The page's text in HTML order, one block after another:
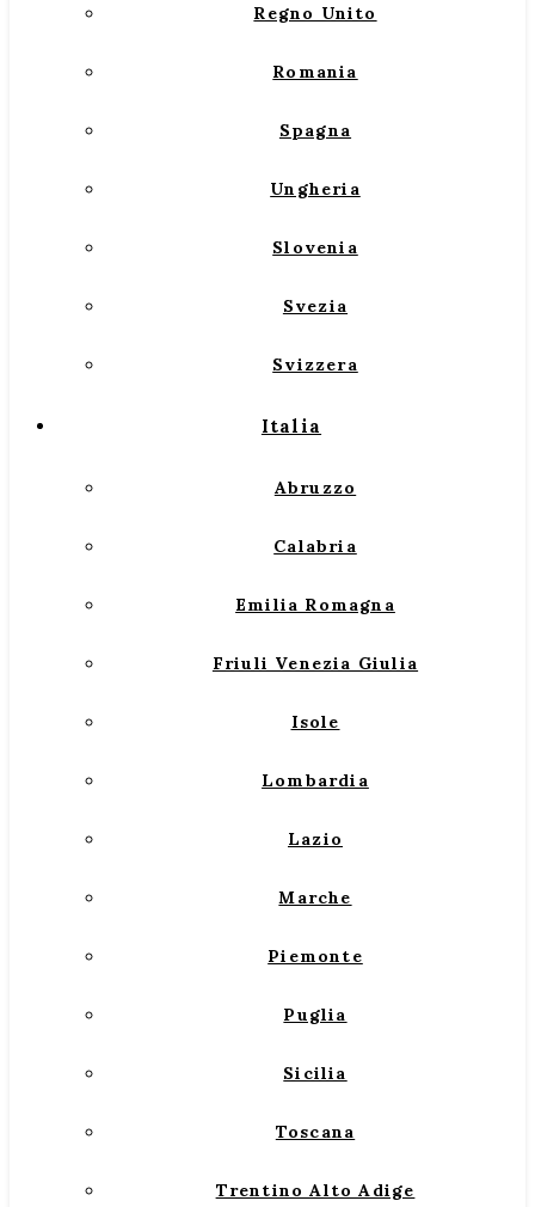
Regno Unito
Romania
Spagna
Ungheria
Slovenia
Svezia
Svizzera
Italia
Abruzzo
Calabria
Emilia Romagna
Friuli Venezia Giulia
Isole
Lombardia
Lazio
Marche
Piemonte
Puglia
Sicilia
Toscana
Trentino Alto Adige